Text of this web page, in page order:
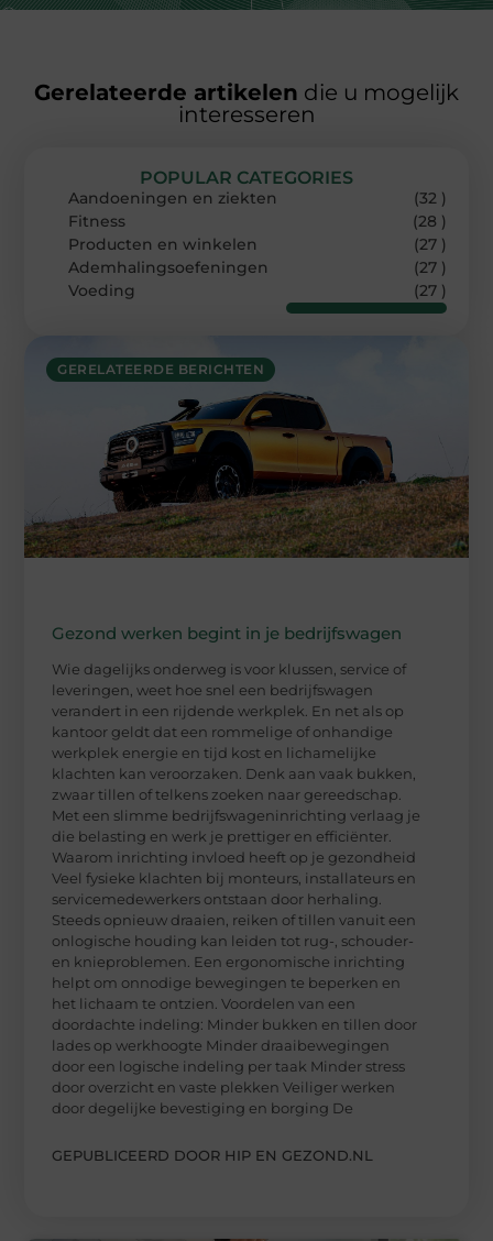
Gerelateerde artikelen die u mogelijk
interesseren
GERELATEERDE BERICHTEN
Gezond werken begint in je bedrijfswagen
Wie dagelijks onderweg is voor klussen, service of
leveringen, weet hoe snel een bedrijfswagen
verandert in een rijdende werkplek. En net als op
kantoor geldt dat een rommelige of onhandige
werkplek energie en tijd kost en lichamelijke
klachten kan veroorzaken. Denk aan vaak bukken,
zwaar tillen of telkens zoeken naar gereedschap.
Met een slimme bedrijfswageninrichting verlaag je
die belasting en werk je prettiger en efficiënter.
Waarom inrichting invloed heeft op je gezondheid
Veel fysieke klachten bij monteurs, installateurs en
servicemedewerkers ontstaan door herhaling.
Steeds opnieuw draaien, reiken of tillen vanuit een
onlogische houding kan leiden tot rug-, schouder-
en knieproblemen. Een ergonomische inrichting
helpt om onnodige bewegingen te beperken en
het lichaam te ontzien. Voordelen van een
doordachte indeling: Minder bukken en tillen door
lades op werkhoogte Minder draaibewegingen
door een logische indeling per taak Minder stress
door overzicht en vaste plekken Veiliger werken
door degelijke bevestiging en borging De
GEPUBLICEERD DOOR HIP EN GEZOND.NL
POPULAR CATEGORIES
Aandoeningen en ziekten
(32 )
Fitness
(28 )
Producten en winkelen
(27 )
Ademhalingsoefeningen
(27 )
Voeding
(27 )